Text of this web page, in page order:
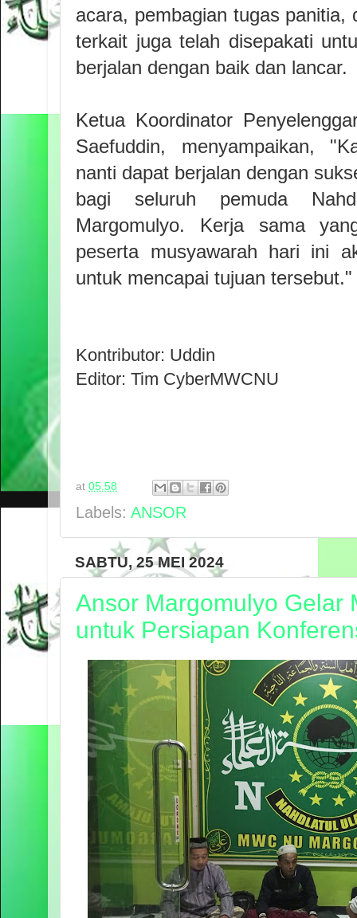
acara, pembagian tugas panitia,
terkait juga telah disepakati
berjalan dengan baik dan lancar.
Ketua Koordinator
Saefuddin, menyampaikan,
nanti dapat berjalan dengan
bagi seluruh pemuda
Margomulyo. Kerja sama
peserta musyawarah hari ini
untuk mencapai tujuan tersebut."
Kontributor: Uddin
Editor: Tim CyberMWCNU
at05.58
Labels:ANSOR
SABTU, 25 MEI 2024
Ansor Margomulyo Gelar
untuk Persiapan